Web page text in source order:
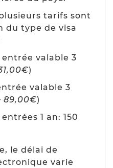
tarifs sont
du type de visa
valable 3
)
valable 3
89,00€)
1 an: 150
le délai de
varie